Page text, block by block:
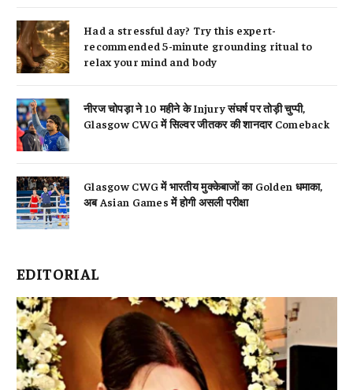
Had a stressful day? Try this expert-
recommended 5-minute grounding ritual to
relax your mind and body
नीरज चोपड़ा ने 10 महीने के Injury संघर्ष पर तोड़ी चुप्पी,
Glasgow CWG में सिल्वर जीतकर की शानदार Comeback
Glasgow CWG में भारतीय मुक्केबाजों का Golden धमाका,
अब Asian Games में होगी असली परीक्षा
EDITORIAL